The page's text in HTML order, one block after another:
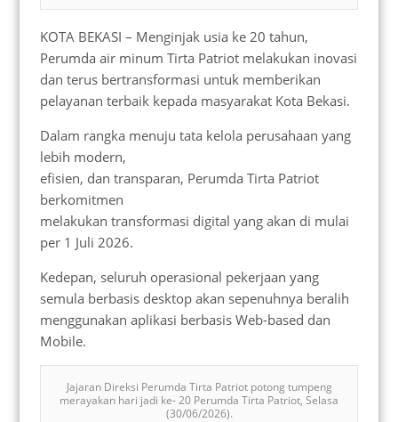
KOTA BEKASI – Menginjak usia ke 20 tahun,
Perumda air minum Tirta Patriot melakukan inovasi
dan terus bertransformasi untuk memberikan
pelayanan terbaik kepada masyarakat Kota Bekasi.
Dalam rangka menuju tata kelola perusahaan yang
lebih modern,
efisien, dan transparan, Perumda Tirta Patriot
berkomitmen
melakukan transformasi digital yang akan di mulai
per 1 Juli 2026.
Kedepan, seluruh operasional pekerjaan yang
semula berbasis desktop akan sepenuhnya beralih
menggunakan aplikasi berbasis Web-based dan
Mobile.
Jajaran Direksi Perumda Tirta Patriot potong tumpeng
merayakan hari jadi ke- 20 Perumda Tirta Patriot, Selasa
(30/06/2026).